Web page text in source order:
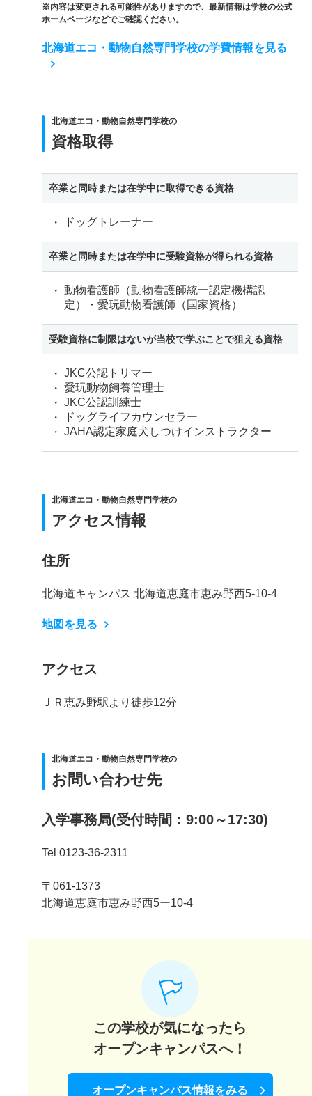
※内容は変更される可能性がありますので、最新情報は学校の公式
ホームページなどでご確認ください。
北海道エコ・動物自然専門学校の学費情報を見る
北海道エコ・動物自然専門学校の
資格取得
卒業と同時または在学中に取得できる資格
ドッグトレーナー
卒業と同時または在学中に受験資格が得られる資格
動物看護師（動物看護師統一認定機構認
定）・愛玩動物看護師（国家資格）
受験資格に制限はないが当校で学ぶことで狙える資格
JKC公認トリマー
愛玩動物飼養管理士
JKC公認訓練士
ドッグライフカウンセラー
JAHA認定家庭犬しつけインストラクター
北海道エコ・動物自然専門学校の
アクセス情報
住所
北海道キャンパス 北海道恵庭市恵み野西5-10-4
地図を見る
アクセス
ＪＲ恵み野駅より徒歩12分
北海道エコ・動物自然専門学校の
お問い合わせ先
入学事務局(受付時間：9:00～17:30)
Tel 0123-36-2311
〒061-1373
北海道恵庭市恵み野西5ー10-4
この学校が気になったら
オープンキャンパスへ！
オープンキャンパス情報をみる